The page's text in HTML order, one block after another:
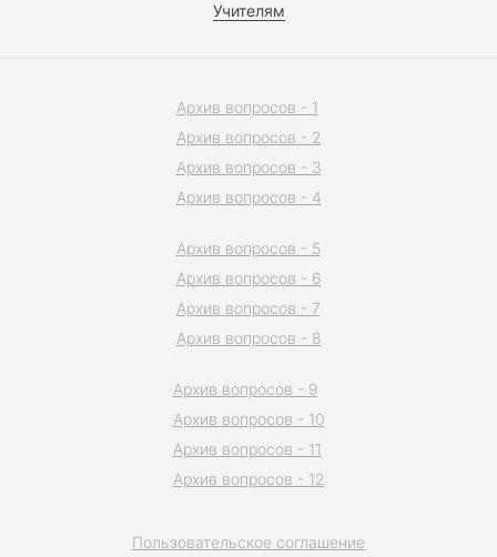
Учителям
Пользовательское соглашение
Архив вопросов - 1
Архив вопросов - 2
Архив вопросов - 3
Архив вопросов - 4
Архив вопросов - 5
Архив вопросов - 6
Архив вопросов - 7
Архив вопросов - 8
Архив вопросов - 9
Архив вопросов - 10
Архив вопросов - 11
Архив вопросов - 12